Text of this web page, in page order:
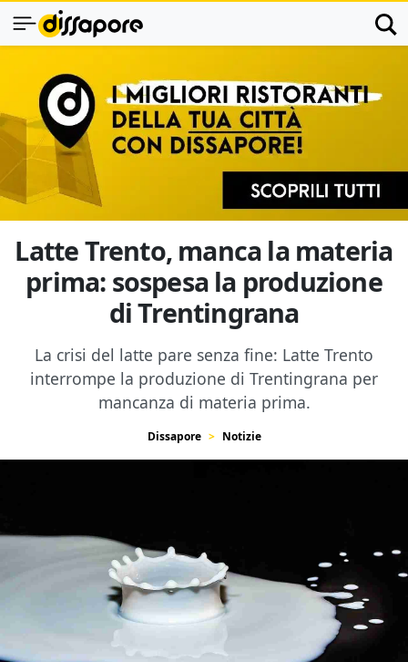
Latte Trento, manca la materia
prima: sospesa la produzione
di Trentingrana
La crisi del latte pare senza fine: Latte Trento
interrompe la produzione di Trentingrana per
mancanza di materia prima.
Dissapore Notizie